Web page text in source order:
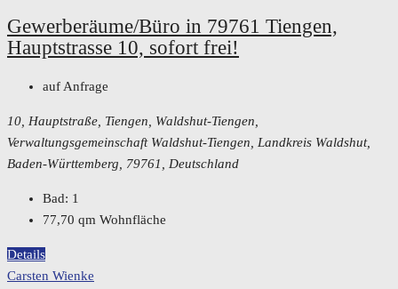
Gewerberäume/Büro in 79761 Tiengen,
Hauptstrasse 10, sofort frei!
auf Anfrage
10, Hauptstraße, Tiengen, Waldshut-Tiengen,
Verwaltungsgemeinschaft Waldshut-Tiengen, Landkreis Waldshut,
Baden-Württemberg, 79761, Deutschland
Bad: 1
77,70 qm Wohnfläche
Details
Carsten Wienke